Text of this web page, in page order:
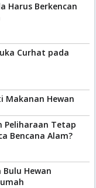
Harus Berkencan
Curhat pada
Makanan Hewan
Peliharaan Tetap
Bencana Alam?
Hewan